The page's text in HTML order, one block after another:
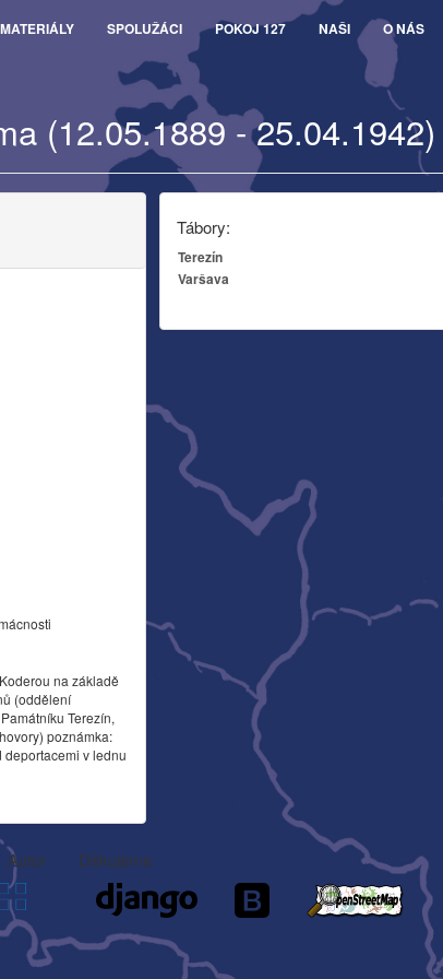
SPOLUŽÁCI POKOJ 127 NAŠI O NÁS
(12.05.1889 - 25.04.1942)
Tábory:
Terezín
Varšava
na základě
(oddělení
Terezín,
poznámka:
v lednu
Autor Děkujeme